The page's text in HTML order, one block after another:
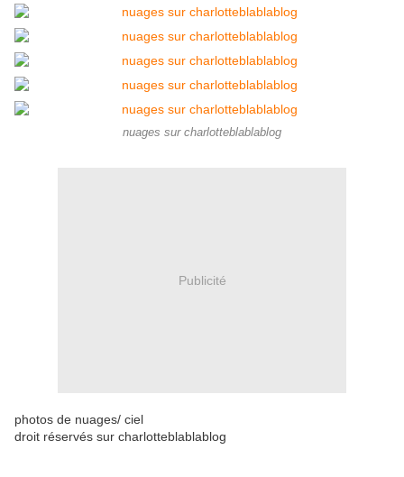
nuages sur charlotteblablablog
Publicité
photos de nuages/ ciel
droit réservés sur charlotteblablablog